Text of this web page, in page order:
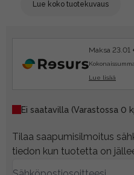
Lue koko tuotekuvaus
Maksa
Lue lisää
Ei saatavilla (Varastossa 0
Tilaa saapumisilmoitus
tiedon kun tuotetta on